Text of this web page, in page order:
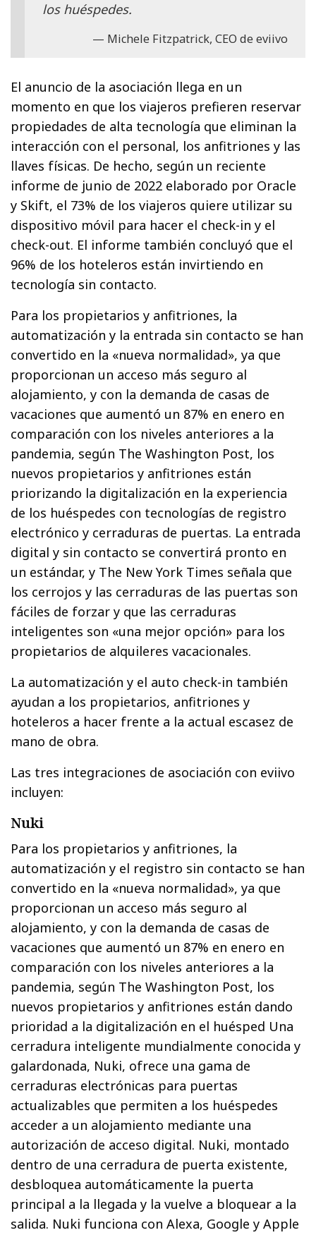
los huéspedes.
Michele Fitzpatrick, CEO de eviivo
El anuncio de la asociación llega en un
momento en que los viajeros prefieren reservar
propiedades de alta tecnología que eliminan la
interacción con el personal, los anfitriones y las
llaves físicas. De hecho, según un reciente
informe de junio de 2022 elaborado por Oracle
y Skift, el 73% de los viajeros quiere utilizar su
dispositivo móvil para hacer el check-in y el
check-out. El informe también concluyó que el
96% de los hoteleros están invirtiendo en
tecnología sin contacto.
Para los propietarios y anfitriones, la
automatización y la entrada sin contacto se han
convertido en la «nueva normalidad», ya que
proporcionan un acceso más seguro al
alojamiento, y con la demanda de casas de
vacaciones que aumentó un 87% en enero en
comparación con los niveles anteriores a la
pandemia, según The Washington Post, los
nuevos propietarios y anfitriones están
priorizando la digitalización en la experiencia
de los huéspedes con tecnologías de registro
electrónico y cerraduras de puertas. La entrada
digital y sin contacto se convertirá pronto en
un estándar, y The New York Times señala que
los cerrojos y las cerraduras de las puertas son
fáciles de forzar y que las cerraduras
inteligentes son «una mejor opción» para los
propietarios de alquileres vacacionales.
La automatización y el auto check-in también
ayudan a los propietarios, anfitriones y
hoteleros a hacer frente a la actual escasez de
mano de obra.
Las tres integraciones de asociación con eviivo
incluyen:
Nuki
Para los propietarios y anfitriones, la
automatización y el registro sin contacto se han
convertido en la «nueva normalidad», ya que
proporcionan un acceso más seguro al
alojamiento, y con la demanda de casas de
vacaciones que aumentó un 87% en enero en
comparación con los niveles anteriores a la
pandemia, según The Washington Post, los
nuevos propietarios y anfitriones están dando
prioridad a la digitalización en el huésped Una
cerradura inteligente mundialmente conocida y
galardonada, Nuki, ofrece una gama de
cerraduras electrónicas para puertas
actualizables que permiten a los huéspedes
acceder a un alojamiento mediante una
autorización de acceso digital. Nuki, montado
dentro de una cerradura de puerta existente,
desbloquea automáticamente la puerta
principal a la llegada y la vuelve a bloquear a la
salida. Nuki funciona con Alexa, Google y Apple